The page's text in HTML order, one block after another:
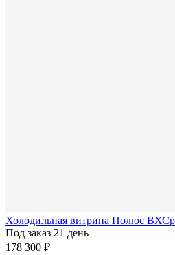
Холодильная витрина Полюс
Под заказ 21 день
178 300 ₽